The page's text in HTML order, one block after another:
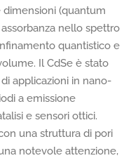
(quantum
nello spettro
quantistico e
Il CdSe è stato
applicazioni in nano-
a emissione
e sensori ottici.
una struttura di pori
notevole attenzione,